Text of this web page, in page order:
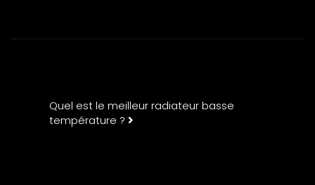
Quel est le meilleur radiateur basse
température ?